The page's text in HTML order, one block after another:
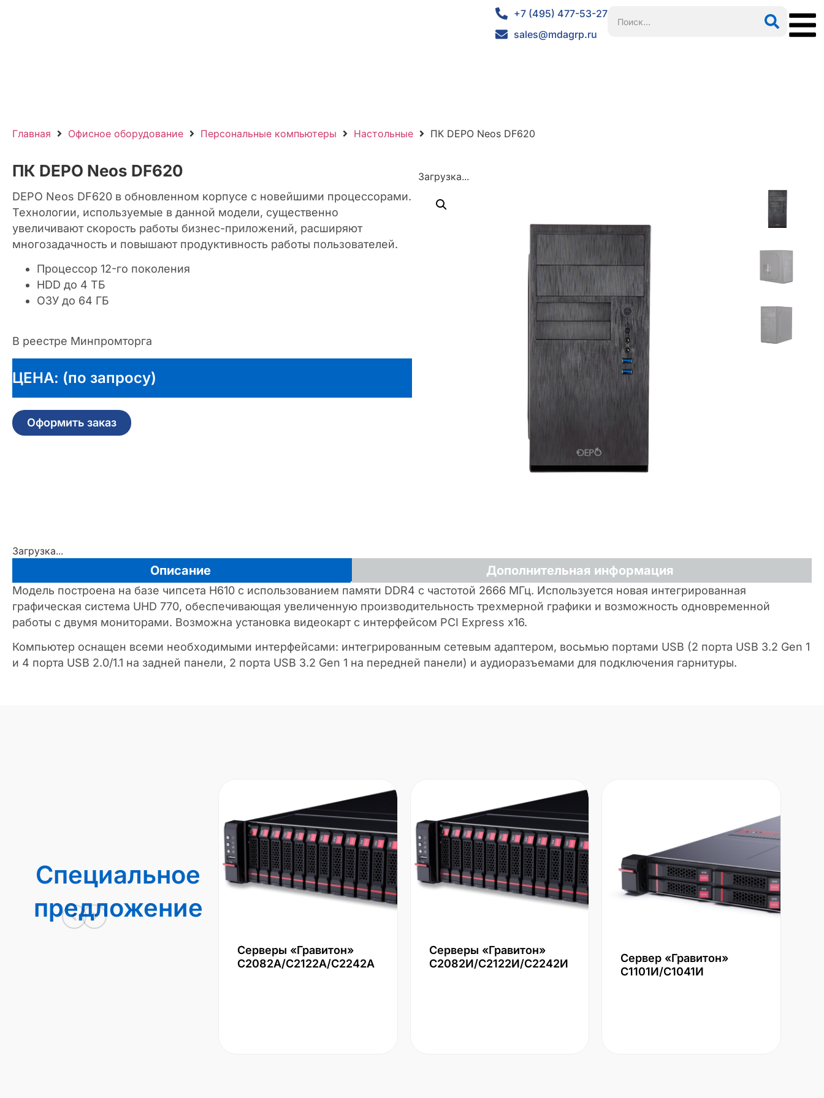
+7 (495) 477-53-27
sales@mdagrp.ru
Главная Офисное оборудование Персональные компьютеры Настольные ПК DEPO Neos DF620
ПК DEPO Neos DF620
DEPO Neos DF620 в обновленном корпусе с новейшими процессорами.
Технологии, используемые в данной модели, существенно
увеличивают скорость работы бизнес-приложений, расширяют
многозадачность и повышают продуктивность работы пользователей.
Процессор 12-го поколения
HDD до 4 ТБ
ОЗУ до 64 ГБ
В реестре Минпромторга
ЦЕНА: (по запросу)
Оформить заказ
Загрузка...
Загрузка...
Описание Дополнительная информация
Модель построена на базе чипсета H610 с использованием памяти DDR4 с частотой 2666 МГц. Используется новая интегрированная
графическая система UHD 770, обеспечивающая увеличенную производительность трехмерной графики и возможность одновременной
работы с двумя мониторами. Возможна установка видеокарт с интерфейсом PCI Express x16.
Компьютер оснащен всеми необходимыми интерфейсами: интегрированным сетевым адаптером, восьмью портами USB (2 порта USB 3.2 Gen 1
и 4 порта USB 2.0/1.1 на задней панели, 2 порта USB 3.2 Gen 1 на передней панели) и аудиоразъемами для подключения гарнитуры.
Специальное
предложение
Серверы «Гравитон»
С2082А/С2122А/С2242А
Серверы «Гравитон»
С2082И/С2122И/С2242И
Сервер «Гравитон»
С1101И/С1041И